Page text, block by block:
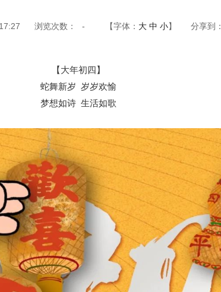
浏览次数： - 【字体： 大 中 小】 分享到：
【大年初四】
蛇舞新岁 岁岁欢愉
梦想如诗 生活如歌